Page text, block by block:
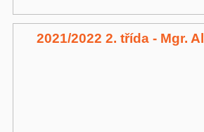
2021/2022 2. třída - Mgr.